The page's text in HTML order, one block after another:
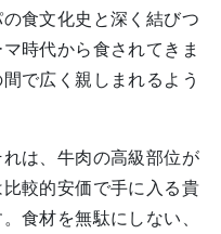
食文化史と深く結びつ
時代から食されてきま
で広く親しまれるよう
は、牛肉の高級部位が
較的安価で手に入る貴
食材を無駄にしない、